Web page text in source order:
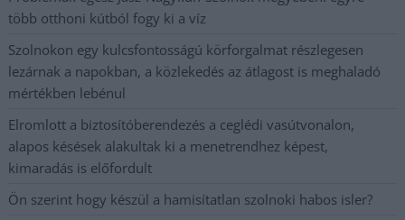
több otthoni kútból fogy ki a víz
Szolnokon egy kulcsfontosságú körforgalmat részlegesen
lezárnak a napokban, a közlekedés az átlagost is meghaladó
mértékben lebénul
Elromlott a biztosítóberendezés a ceglédi vasútvonalon,
alapos késések alakultak ki a menetrendhez képest,
kimaradás is előfordult
Ön szerint hogy készül a hamisítatlan szolnoki habos isler?